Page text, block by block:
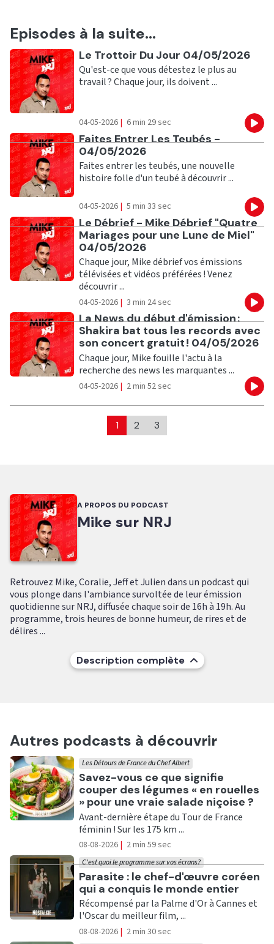
Episodes à la suite...
Ecouter
Le Trottoir Du Jour 04/05/2026
Qu'est-ce que vous détestez le plus au
travail ? Chaque jour, ils doivent ...
04-05-2026 | 6 min 29 sec
Ecouter
Faites Entrer Les Teubés -
04/05/2026
Faites entrer les teubés, une nouvelle
histoire folle d'un teubé à découvrir ...
04-05-2026 | 5 min 33 sec
Ecouter
Le Débrief - Mike Débrief "Quatre
Mariages pour une Lune de Miel"
04/05/2026
Chaque jour, Mike débrief vos émissions
télévisées et vidéos préférées ! Venez
découvrir ...
04-05-2026 | 3 min 24 sec
Ecouter
La News du début d'émission :
Shakira bat tous les records avec
son concert gratuit ! 04/05/2026
Chaque jour, Mike fouille l'actu à la
recherche des news les marquantes ...
04-05-2026 | 2 min 52 sec
1 2 3
A PROPOS DU PODCAST
Mike sur NRJ
Retrouvez Mike, Coralie, Jeff et Julien dans un podcast qui
vous plonge dans l'ambiance survoltée de leur émission
quotidienne sur NRJ, diffusée chaque soir de 16h à 19h. Au
programme, trois heures de bonne humeur, de rires et de
délires ...
Description complète
Autres podcasts à découvrir
Ecouter
Savez-vous ce que signifie
couper des légumes « en rouelles
» pour une vraie salade niçoise ?
Les Détours de France du Chef Albert
Avant-dernière étape du Tour de France
féminin ! Sur les 175 km ...
08-08-2026 | 2 min 59 sec
Ecouter
Parasite : le chef-d'œuvre coréen
qui a conquis le monde entier
C'est quoi le programme sur vos écrans?
Récompensé par la Palme d'Or à Cannes et
l'Oscar du meilleur film, ...
08-08-2026 | 2 min 30 sec